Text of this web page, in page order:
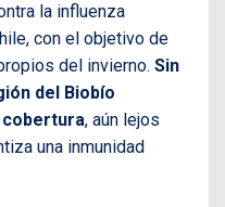
la influenza
con el objetivo de
del invierno. Sin
del Biobío
cobertura, aún lejos
una inmunidad